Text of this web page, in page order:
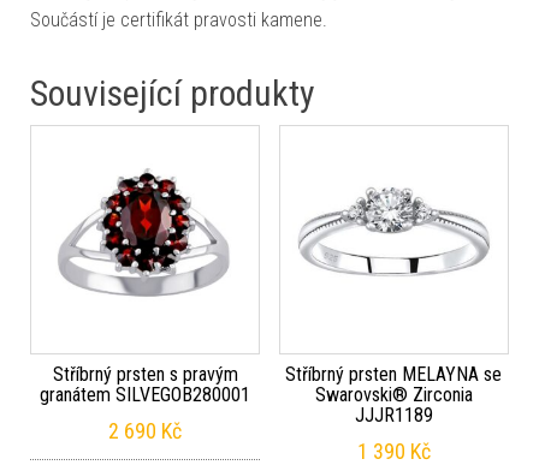
Součástí je certifikát pravosti kamene.
Související produkty
Stříbrný prsten s pravým
granátem SILVEGOB280001
2 690 Kč
Stříbrný prsten MELAYNA se
Swarovski® Zirconia
JJJR1189
1 390 Kč